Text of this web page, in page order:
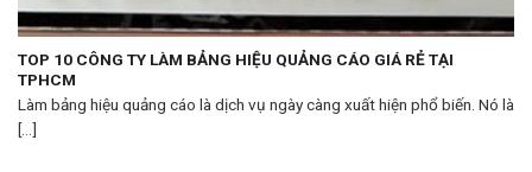
TOP 10 CÔNG TY LÀM BẢNG HIỆU QUẢNG CÁO GIÁ RẺ TẠI
TPHCM
Làm bảng hiệu quảng cáo là dịch vụ ngày càng xuất hiện phổ biến. Nó là
[...]